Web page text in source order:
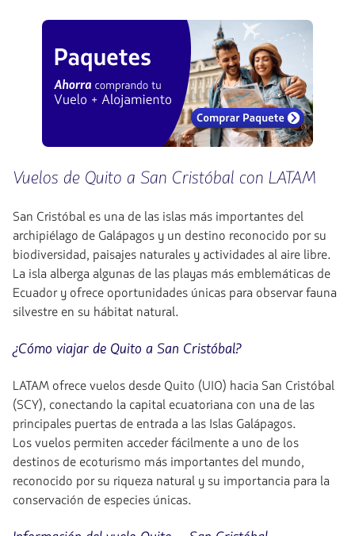
Vuelos de Quito a San Cristóbal con LATAM
San Cristóbal es una de las islas más importantes del
archipiélago de Galápagos y un destino reconocido por su
biodiversidad, paisajes naturales y actividades al aire libre.
La isla alberga algunas de las playas más emblemáticas de
Ecuador y ofrece oportunidades únicas para observar fauna
silvestre en su hábitat natural.
¿Cómo viajar de Quito a San Cristóbal?
LATAM ofrece vuelos desde Quito (UIO) hacia San Cristóbal
(SCY), conectando la capital ecuatoriana con una de las
principales puertas de entrada a las Islas Galápagos.
Los vuelos permiten acceder fácilmente a uno de los
destinos de ecoturismo más importantes del mundo,
reconocido por su riqueza natural y su importancia para la
conservación de especies únicas.